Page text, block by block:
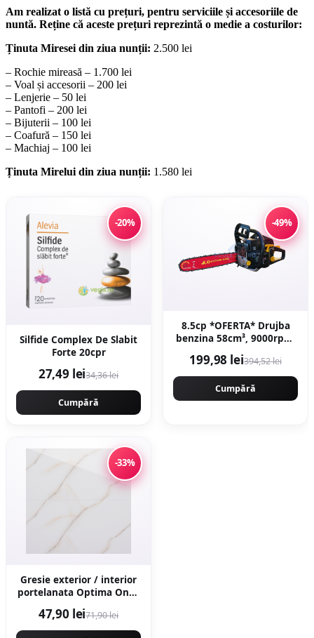
Am realizat o listă cu prețuri, pentru serviciile și accesoriile de
nuntă. Reține că aceste prețuri reprezintă o medie a costurilor:
Ținuta Miresei din ziua nunții: 2.500 lei
– Rochie mireasă – 1.700 lei
– Voal și accesorii – 200 lei
– Lenjerie – 50 lei
– Pantofi – 200 lei
– Bijuterii – 100 lei
– Coafură – 150 lei
– Machiaj – 100 lei
Ținuta Mirelui din ziua nunții: 1.580 lei
-20%
Silfide Complex De Slabit
Forte 20cpr
27,49 lei34,36 lei
Cumpără
-49%
8.5cp *OFERTA* Drujba
benzina 58cm³, 9000rpm,
WALBRO - magneziu,
Motoyama Japan
CMP1625
199,98 lei394,52 lei
Cumpără
-33%
Gresie exterior / interior
portelanata Optima Onyx
rectificata tip marmura
47,90 lei71,90 lei